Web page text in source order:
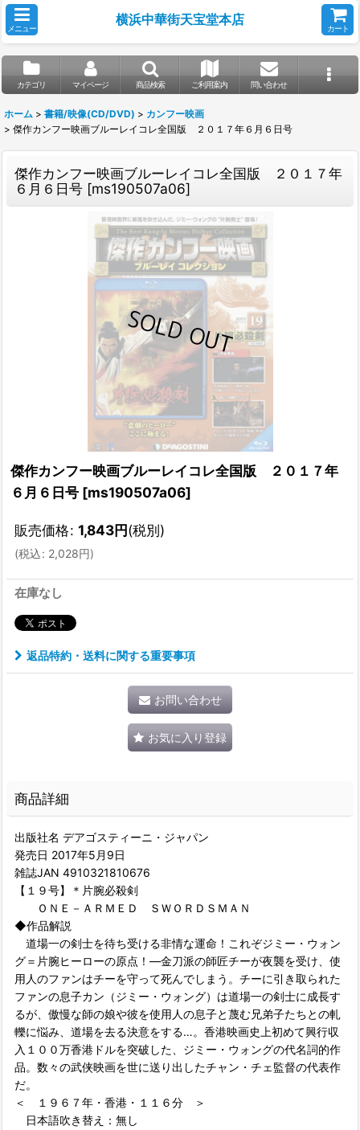
メニュー
横浜中華街天宝堂本店
カート
カテゴリ マイページ 商品検索 ご利用案内 問い合わせ
ホーム > 書籍/映像(CD/DVD) > カンフー映画
> 傑作カンフー映画ブルーレイコレ全国版 ２０１７年６月６日号
傑作カンフー映画ブルーレイコレ全国版 ２０１７年
６月６日号 [ms190507a06]
傑作カンフー映画ブルーレイコレ全国版 ２０１７年
６月６日号 [ms190507a06]
販売価格: 1,843円(税別)
(税込: 2,028円)
在庫なし
返品特約・送料に関する重要事項
お問い合わせ
お気に入り登録
商品詳細
出版社名 デアゴスティーニ・ジャパン
発売日 2017年5月9日
雑誌JAN 4910321810676
【１９号】＊片腕必殺剣
ＯＮＥ－ＡＲＭＥＤ ＳＷＯＲＤＳＭＡＮ
◆作品解説
道場一の剣士を待ち受ける非情な運命！これぞジミー・ウォン
グ＝片腕ヒーローの原点！―金刀派の師匠チーが夜襲を受け、使
用人のファンはチーを守って死んでしまう。チーに引き取られた
ファンの息子カン（ジミー・ウォング）は道場一の剣士に成長す
るが、傲慢な師の娘や彼を使用人の息子と蔑む兄弟子たちとの軋
轢に悩み、道場を去る決意をする…。香港映画史上初めて興行収
入１００万香港ドルを突破した、ジミー・ウォングの代名詞的作
品。数々の武侠映画を世に送り出したチャン・チェ監督の代表作
だ。
＜ １９６７年・香港・１１６分 ＞
日本語吹き替え：無し